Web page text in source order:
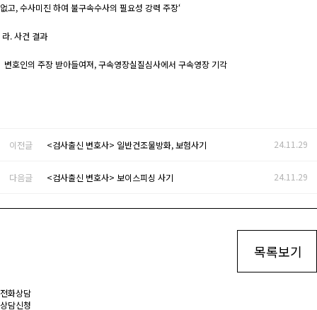
없고, 수사미진 하여 불구속수사의 필요성 강력 주장‘
라. 사건 결과
변호인의 주장 받아들여져, 구속영장실질심사에서 구속영장 기각
이전글 <검사출신 변호사> 일반건조물방화, 보험사기 24.11.29
다음글 <검사출신 변호사> 보이스피싱 사기 24.11.29
목록보기
전화상담
상담신청